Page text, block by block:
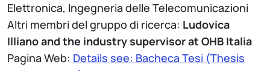
Elettronica, Ingegneria delle Telecomunicazioni
Altri membri del gruppo di ricerca: Ludovica
Illiano and the industry supervisor at OHB Italia
Pagina Web: Details see: Bacheca Tesi (Thesis